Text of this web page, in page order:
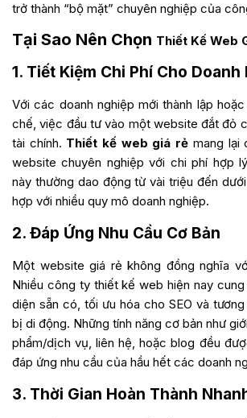
trở thành “bộ mặt” chuyên nghiệp của
Tại Sao Nên Chọn Thiết Kế Web
1. Tiết Kiệm Chi Phí Cho Doanh
Với các doanh nghiệp mới thành lập
chế, việc đầu tư vào một website đắt đỏ
tài chính. Thiết kế web giá rẻ mang lại
website chuyên nghiệp với chi phí hợp
này thường dao động từ vài triệu đến
hợp với nhiều quy mô doanh nghiệp.
2. Đáp Ứng Nhu Cầu Cơ Bản
Một website giá rẻ không đồng nghĩa
Nhiều công ty thiết kế web hiện nay
diện sẵn có, tối ưu hóa cho SEO và
bị di động. Những tính năng cơ bản như
phẩm/dịch vụ, liên hệ, hoặc blog đều
đáp ứng nhu cầu của hầu hết các doanh
3. Thời Gian Hoàn Thành